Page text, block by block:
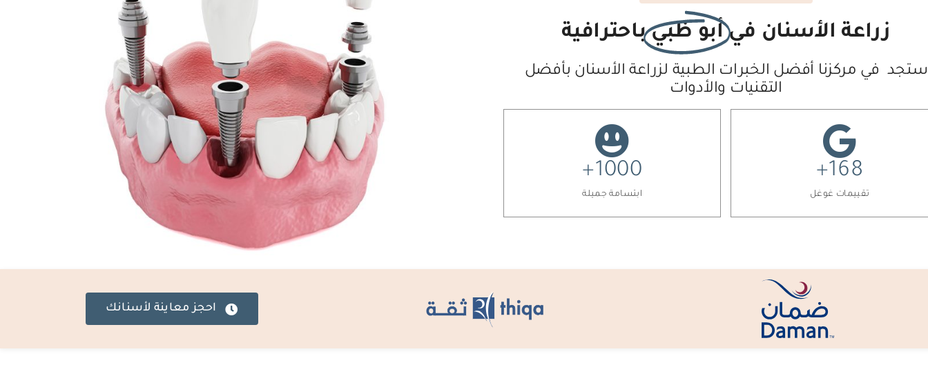
زراعة الأسنان فيأبو ظبي باحترافية
ستجد في مركزنا أفضل الخبرات الطبية لزراعة الأسنان بأفضل
التقنيات والأدوات
168
+
تقييمات غوغل
1000
+
ابتسامة جميلة
احجز معاينة لأسنانك